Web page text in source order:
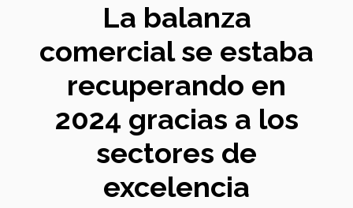
La balanza
comercial se estaba
recuperando en
2024 gracias a los
sectores de
excelencia